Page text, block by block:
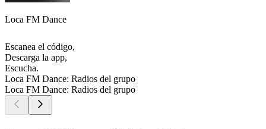
Loca FM Dance
Escanea el código,
Descarga la app,
Escucha.
Loca FM Dance: Radios del grupo
Loca FM Dance: Radios del grupo